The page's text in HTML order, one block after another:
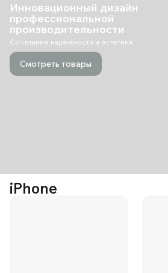
Инновационный дизайн
профессиональной
производительности
Сочетание надёжности и эстетики
Смотреть товары
iPhone